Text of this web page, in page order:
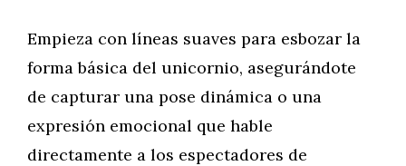
Empieza con líneas suaves para esbozar la
forma básica del unicornio, asegurándote
de capturar una pose dinámica o una
expresión emocional que hable
directamente a los espectadores de